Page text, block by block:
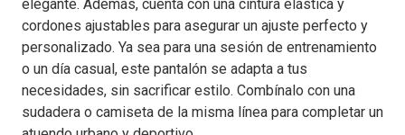
elegante. Además, cuenta con una cintura elástica y
cordones ajustables para asegurar un ajuste perfecto y
personalizado. Ya sea para una sesión de entrenamiento
o un día casual, este pantalón se adapta a tus
necesidades, sin sacrificar estilo. Combínalo con una
sudadera o camiseta de la misma línea para completar un